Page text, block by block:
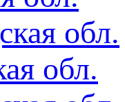
обл.
обл.